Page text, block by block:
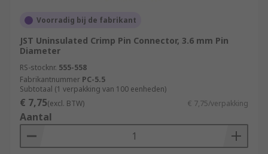
Voorradig bij de fabrikant
JST Uninsulated Crimp Pin Connector, 3.6 mm Pin
Diameter
RS-stocknr. 555-558
Fabrikantnummer PC-5.5
Subtotaal (1 verpakking van 100 eenheden)
€ 7,75(excl. BTW) € 7,75/verpakking
Aantal